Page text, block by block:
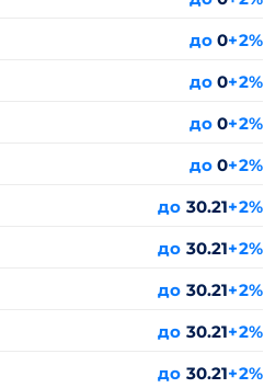
до 0+2%
до 0+2%
до 0+2%
до 0+2%
до 30.21+2%
до 30.21+2%
до 30.21+2%
до 30.21+2%
до 30.21+2%